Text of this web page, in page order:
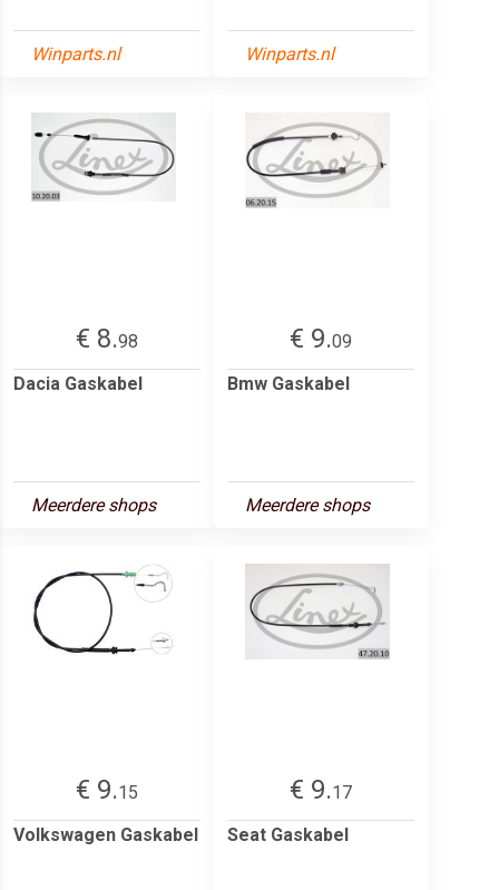
Winparts.nl Winparts.nl
€ 8.98
Dacia Gaskabel
Meerdere shops
€ 9.09
Bmw Gaskabel
Meerdere shops
€ 9.15
Volkswagen Gaskabel
€ 9.17
Seat Gaskabel